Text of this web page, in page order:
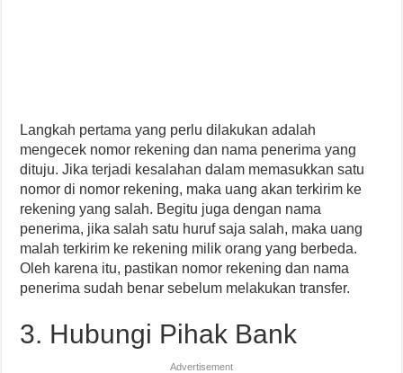
Langkah pertama yang perlu dilakukan adalah
mengecek nomor rekening dan nama penerima yang
dituju. Jika terjadi kesalahan dalam memasukkan satu
nomor di nomor rekening, maka uang akan terkirim ke
rekening yang salah. Begitu juga dengan nama
penerima, jika salah satu huruf saja salah, maka uang
malah terkirim ke rekening milik orang yang berbeda.
Oleh karena itu, pastikan nomor rekening dan nama
penerima sudah benar sebelum melakukan transfer.
3. Hubungi Pihak Bank
Advertisement